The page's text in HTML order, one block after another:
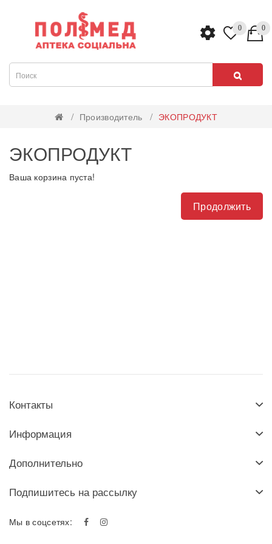
0 0
Производитель ЭКОПРОДУКТ
ЭКОПРОДУКТ
Ваша корзина пуста!
Продолжить
Контакты
Информация
Дополнительно
Подпишитесь на рассылку
Мы в соцсетях: